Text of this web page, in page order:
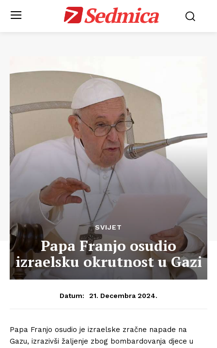
Sedmica
SVIJET
Papa Franjo osudio
izraelsku okrutnost u Gazi
Datum: 21. Decembra 2024.
Papa Franjo osudio je izraelske zračne napade na
Gazu, izrazivši žaljenje zbog bombardovanja djece u